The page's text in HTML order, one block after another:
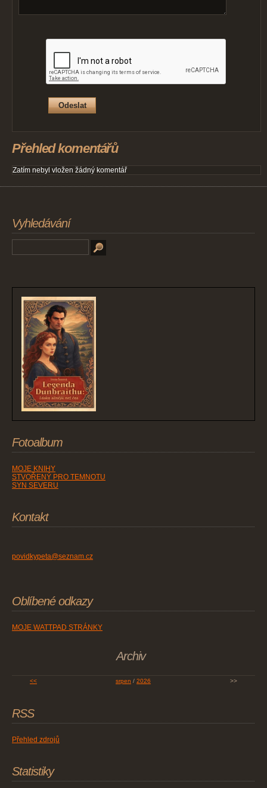
Přehled komentářů
Zatím nebyl vložen žádný komentář
Vyhledávání
Fotoalbum
MOJE KNIHY
STVOŘENÝ PRO TEMNOTU
SYN SEVERU
Kontakt
povidkypeta@seznam.cz
Oblíbené odkazy
MOJE WATTPAD STRÁNKY
Archiv
<< srpen / 2026 >>
RSS
Přehled zdrojů
Statistiky